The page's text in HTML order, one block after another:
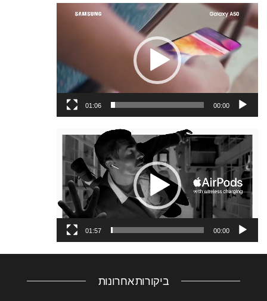
נגן
וידאו
00:00
01:06
נגן
וידאו
00:00
01:57
ביקורות אחרונות